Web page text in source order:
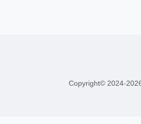
Copyright© 2024-